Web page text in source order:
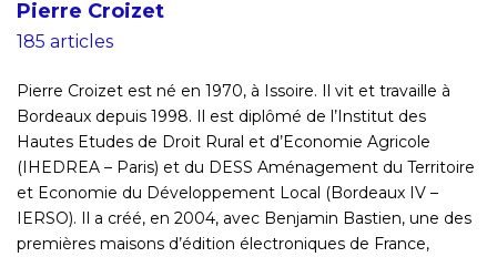
Pierre Croizet
185 articles
Pierre Croizet est né en 1970, à Issoire. Il vit et travaille à
Bordeaux depuis 1998. Il est diplômé de l’Institut des
Hautes Etudes de Droit Rural et d’Economie Agricole
(IHEDREA – Paris) et du DESS Aménagement du Territoire
et Economie du Développement Local (Bordeaux IV –
IERSO). Il a créé, en 2004, avec Benjamin Bastien, une des
premières maisons d’édition électroniques de France,